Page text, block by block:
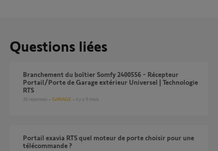
Questions liées
Branchement du boîtier Somfy 2400556 - Récepteur
Portail/Porte de Garage extérieur Universel | Technologie
RTS
30 réponses GARAGE il y a 9 mois
Portail exavia RTS quel moteur de porte choisir pour une
télécommande ?